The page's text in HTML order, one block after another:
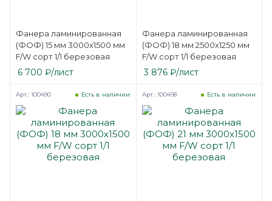
Фанера ламинированная
(ФОФ) 15 мм 3000х1500 мм
F/W сорт 1/1 березовая
6 700 ₽/лист
Фанера ламинированная
(ФОФ) 18 мм 2500х1250 мм
F/W сорт 1/1 березовая
3 876₽/лист
Есть в наличии
Арт.: 100490 Есть в наличии
Арт.: 100498